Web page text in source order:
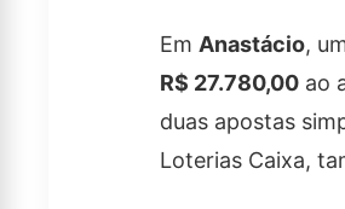
Em Anastácio,
R$ 27.780,00 ao
duas apostas
Loterias Caixa,